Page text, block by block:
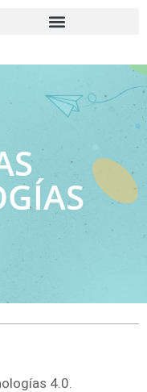
4.0.